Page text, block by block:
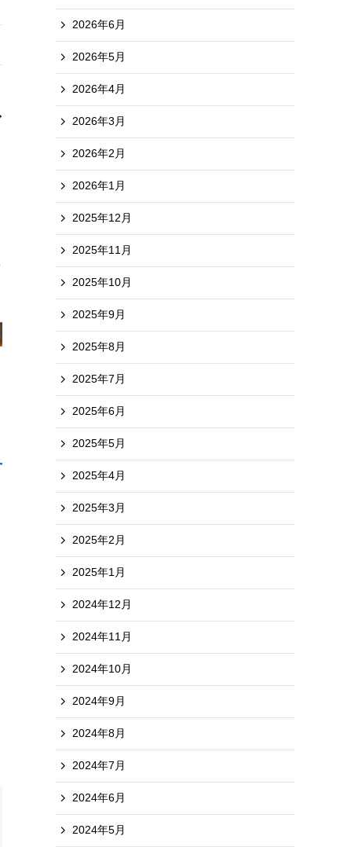
2026年6月
2026年5月
2026年4月
2026年3月
2026年2月
2026年1月
2025年12月
2025年11月
2025年10月
2025年9月
2025年8月
2025年7月
2025年6月
2025年5月
2025年4月
2025年3月
2025年2月
2025年1月
2024年12月
2024年11月
2024年10月
2024年9月
2024年8月
2024年7月
2024年6月
2024年5月